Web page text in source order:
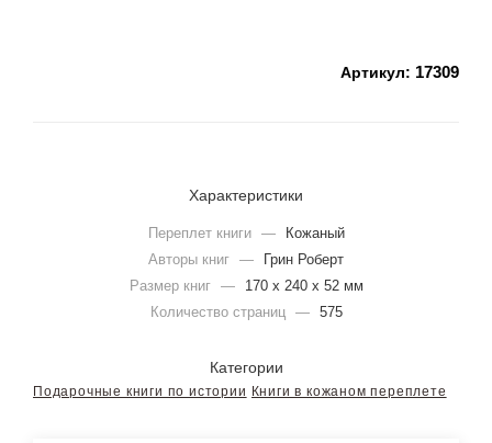
Артикул: 17309
Характеристики
Переплет книги —
Кожаный
Авторы книг —
Грин Роберт
Размер книг —
170 х 240 х 52 мм
Количество страниц — 575
Категории
Подарочные книги по истории Книги в кожаном переплете